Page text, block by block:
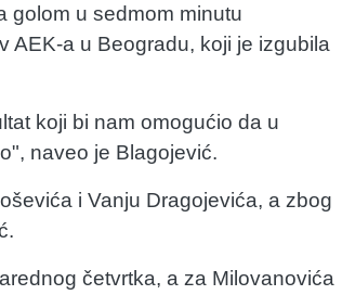
golom u sedmom minutu
AEK-a u Beogradu, koji je izgubila
koji bi nam omogućio da u
naveo je Blagojević.
i Vanju Dragojevića, a zbog
četvrtka, a za Milovanovića